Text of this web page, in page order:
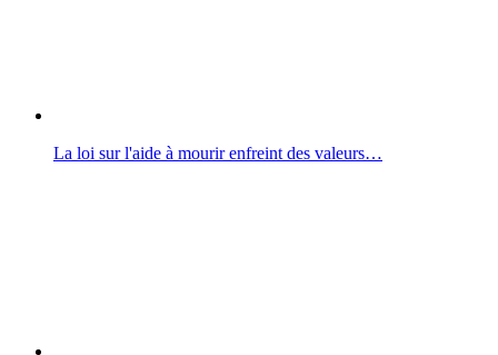
La loi sur l'aide à mourir enfreint des valeurs…